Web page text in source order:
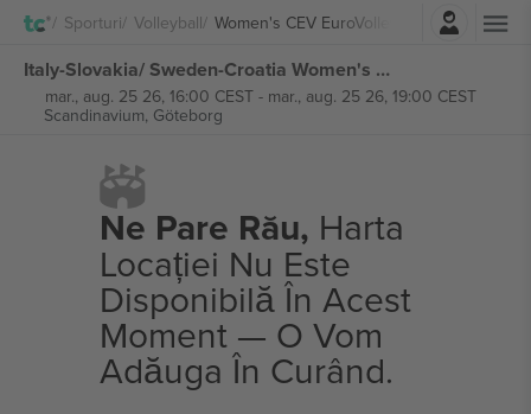
Sporturi Volleyball Women's CEV EuroVolley
Autentificare
Italy-Slovakia/ Sweden-Croatia Women's CEV EuroVolley bilete
mar., aug. 25 26, 16:00 CEST- mar., aug. 25 26, 19:00 CEST
Scandinavium, Göteborg
Ne Pare Rău, Harta
Locației Nu Este
Disponibilă În Acest
Moment — O Vom
Adăuga În Curând.